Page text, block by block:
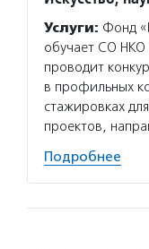
Услуги: Фонд
обучает СО НКО
проводит
в профильных
стажировках
проектов,
Подробнее